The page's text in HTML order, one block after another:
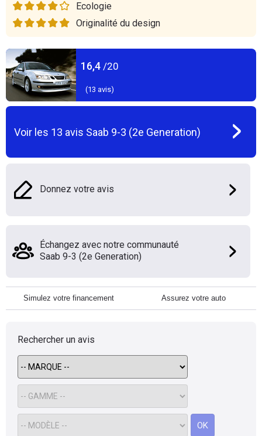
Ecologie
Originalité du design
16,4 /20
(13 avis)
Voir les 13 avis Saab 9-3 (2e Generation)
Donnez votre avis
Échangez avec notre communauté
Saab 9-3 (2e Generation)
Simulez votre financement Assurez votre auto
Rechercher un avis
OK